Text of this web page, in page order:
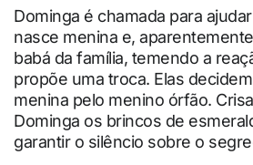
Dominga é chamada para
nasce menina e,
babá da família, temendo a
propõe uma troca. Elas
menina pelo menino órfão.
Dominga os brincos de
garantir o silêncio sobre o